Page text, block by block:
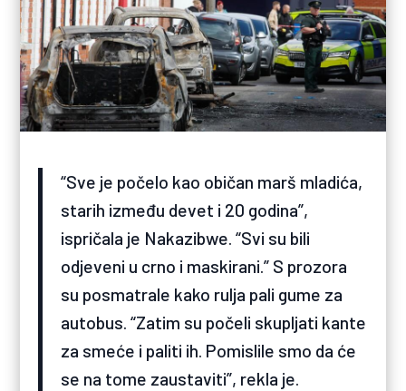
“Sve je počelo kao običan marš mladića,
starih između devet i 20 godina”,
ispričala je Nakazibwe. “Svi su bili
odjeveni u crno i maskirani.” S prozora
su posmatrale kako rulja pali gume za
autobus. “Zatim su počeli skupljati kante
za smeće i paliti ih. Pomislile smo da će
se na tome zaustaviti”, rekla je.